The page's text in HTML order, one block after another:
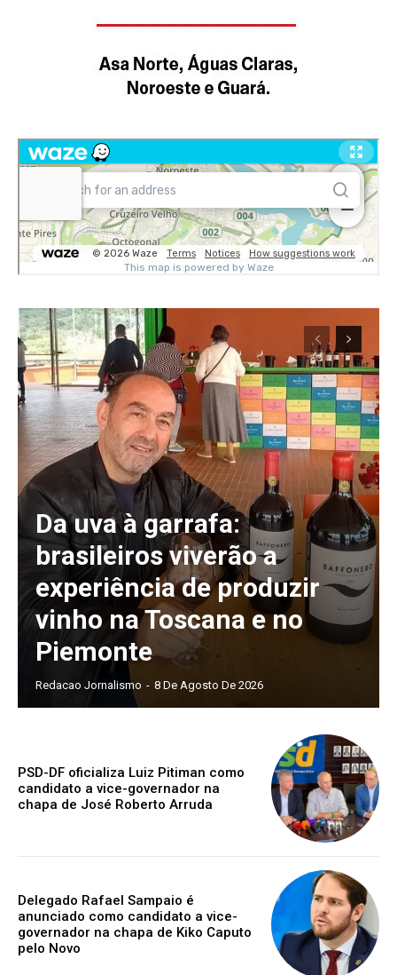
Da uva à garrafa:
brasileiros viverão a
experiência de produzir
vinho na Toscana e no
Piemonte
Redacao Jornalismo - 8 De Agosto De 2026
PSD-DF oficializa Luiz Pitiman como
candidato a vice-governador na
chapa de José Roberto Arruda
Delegado Rafael Sampaio é
anunciado como candidato a vice-
governador na chapa de Kiko Caputo
pelo Novo